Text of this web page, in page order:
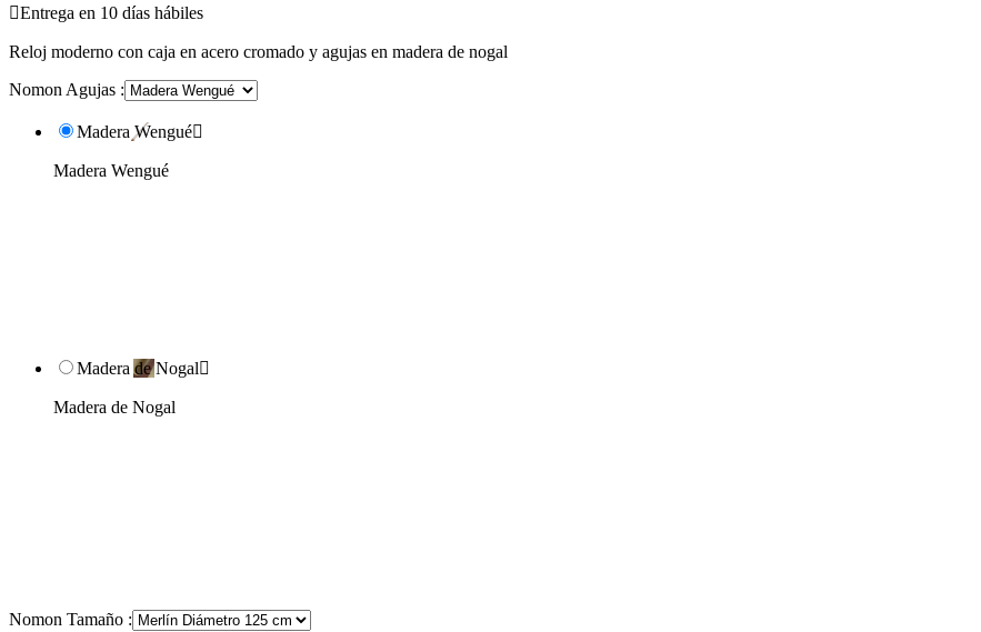
Entrega en 10 días hábiles
Reloj moderno con caja en acero cromado y agujas en madera de nogal
Nomon Agujas :
Madera Wengué
Madera Wengué
Madera de Nogal
Madera de Nogal
Nomon Tamaño :